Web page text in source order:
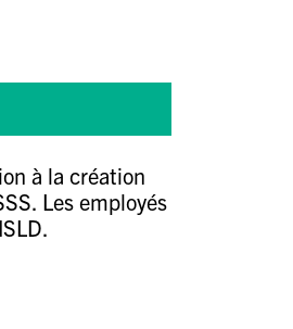
à la création
Les employés